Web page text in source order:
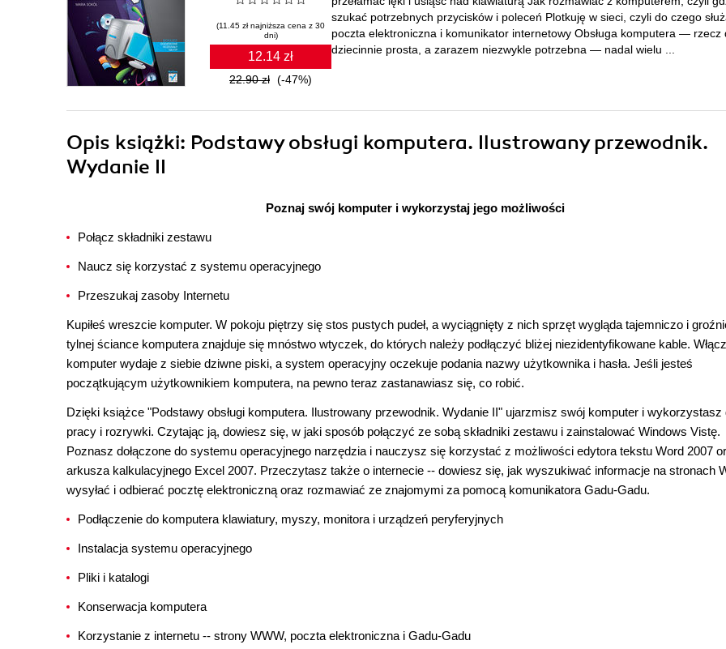
(11.45 zł najniższa cena z 30
dni)
12.14 zł
22.90 zł (-47%)
szukać potrzebnych przycisków i poleceń Plotkuję w sieci, czyli do czego
poczta elektroniczna i komunikator internetowy Obsługa komputera — rzecz
dziecinnie prosta, a zarazem niezwykle potrzebna — nadal wielu ...
Opis książki: Podstawy obsługi komputera. Ilustrowany przewodnik.
Wydanie II
Poznaj swój komputer i wykorzystaj jego możliwości
Połącz składniki zestawu
Naucz się korzystać z systemu operacyjnego
Przeszukaj zasoby Internetu
Kupiłeś wreszcie komputer. W pokoju piętrzy się stos pustych pudeł, a wyciągnięty z nich sprzęt wygląda tajemniczo i
tylnej ściance komputera znajduje się mnóstwo wtyczek, do których należy podłączyć bliżej niezidentyfikowane kable.
komputer wydaje z siebie dziwne piski, a system operacyjny oczekuje podania nazwy użytkownika i hasła. Jeśli jesteś
początkującym użytkownikiem komputera, na pewno teraz zastanawiasz się, co robić.
Dzięki książce "Podstawy obsługi komputera. Ilustrowany przewodnik. Wydanie II" ujarzmisz swój komputer i wykorzystasz
pracy i rozrywki. Czytając ją, dowiesz się, w jaki sposób połączyć ze sobą składniki zestawu i zainstalować Windows Vistę.
Poznasz dołączone do systemu operacyjnego narzędzia i nauczysz się korzystać z możliwości edytora tekstu Word 2007
arkusza kalkulacyjnego Excel 2007. Przeczytasz także o internecie -- dowiesz się, jak wyszukiwać informacje na stronach
wysyłać i odbierać pocztę elektroniczną oraz rozmawiać ze znajomymi za pomocą komunikatora Gadu-Gadu.
Podłączenie do komputera klawiatury, myszy, monitora i urządzeń peryferyjnych
Instalacja systemu operacyjnego
Pliki i katalogi
Konserwacja komputera
Korzystanie z internetu -- strony WWW, poczta elektroniczna i Gadu-Gadu